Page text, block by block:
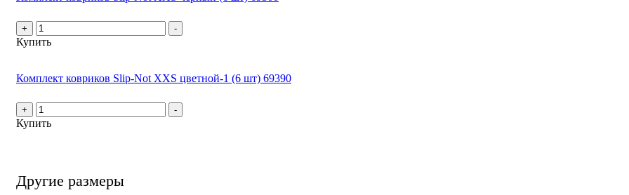
+ -
Купить
Комплект ковриков Slip-Not XXS цветной-1 (6 шт) 69390
+ -
Купить
Другие размеры